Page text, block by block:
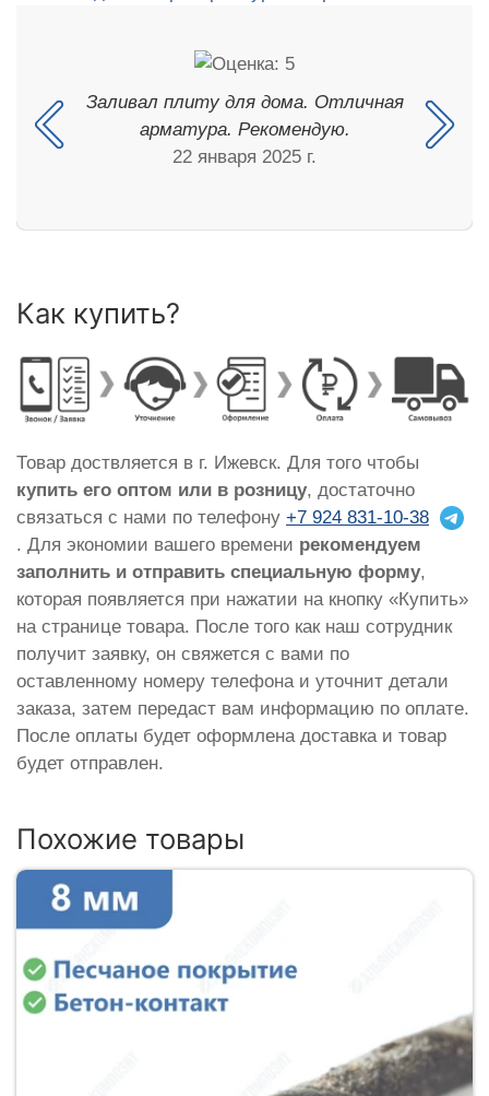
Заливал плиту для дома. Отличная
арматура. Рекомендую.
22 января 2025 г.
Как купить?
Товар доствляется в г. Ижевск. Для того чтобы
купить его оптом или в розницу, достаточно
связаться с нами по телефону +7 924 831-10-38
. Для экономии вашего времени рекомендуем
заполнить и отправить специальную форму,
которая появляется при нажатии на кнопку «Купить»
на странице товара. После того как наш сотрудник
получит заявку, он свяжется с вами по
оставленному номеру телефона и уточнит детали
заказа, затем передаст вам информацию по оплате.
После оплаты будет оформлена доставка и товар
будет отправлен.
Похожие товары